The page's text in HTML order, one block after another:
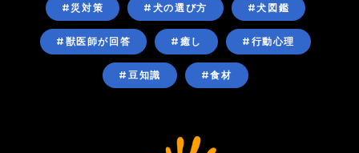
#災対策 #犬の選び方 #犬図鑑
#獣医師が回答 #癒し #行動心理
#豆知識 #食材